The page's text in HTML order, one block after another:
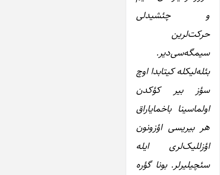
و چئشیدلی
حرکت‌لرین
سیمگه‌سی‌دیر.
بئله‌لیکله کیتابدا اوچ
سؤز بیر کؤکدن
اولماسینا باخمایاراق
هر بیریسی اؤزونون
اؤزللیک‌لری ایله
سئچیلیرلر. بونا گؤره